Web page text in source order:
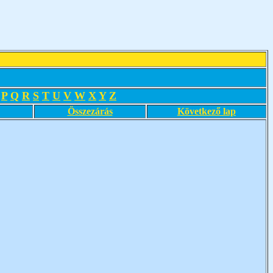
P Q R S T U V W X Y Z
Összezárás Következő lap